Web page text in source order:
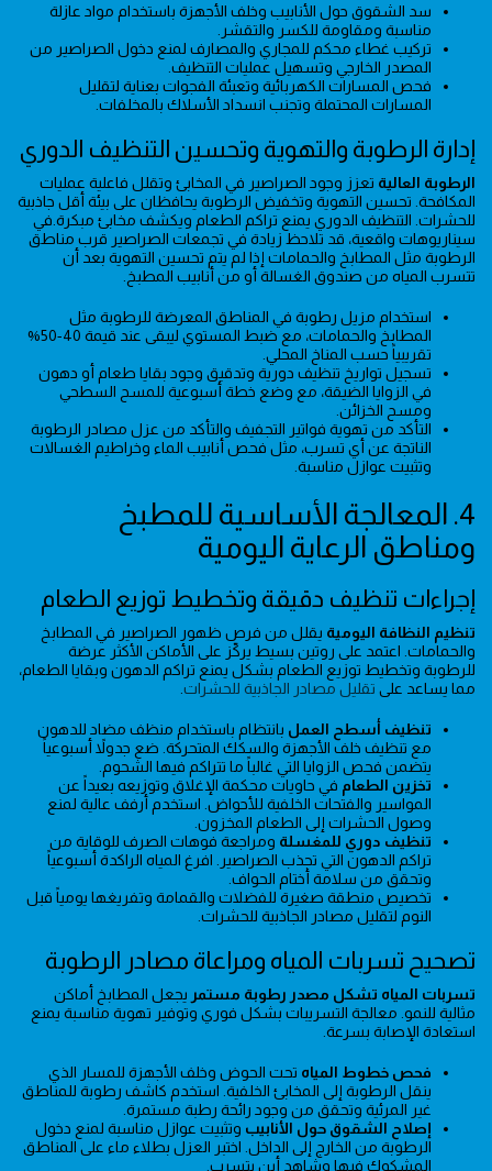
سد الشقوق حول الأنابيب وخلف الأجهزة باستخدام مواد عازلة
مناسبة ومقاومة للكسر والتقشر.
تركيب غطاء محكم للمجاري والمصارف لمنع دخول الصراصير من
المصدر الخارجي وتسهيل عمليات التنظيف.
فحص المسارات الكهربائية وتعبئة الفجوات بعناية لتقليل
المسارات المحتملة وتجنب انسداد الأسلاك بالمخلفات.
إدارة الرطوبة والتهوية وتحسين التنظيف الدوري
الرطوبة العالية تعزز وجود الصراصير في المخابئ وتقلل فاعلية عمليات
المكافحة. تحسين التهوية وتخفيض الرطوبة يحافظان على بيئة أقل جاذبية
للحشرات. التنظيف الدوري يمنع تراكم الطعام ويكشف مخابئ مبكرة.في
سيناريوهات واقعية، قد تلاحظ زيادة في تجمعات الصراصير قرب مناطق
الرطوبة مثل المطابخ والحمامات إذا لم يتم تحسين التهوية بعد أن
تتسرب المياه من صندوق الغسالة أو من أنابيب المطبخ.
استخدام مزيل رطوبة في المناطق المعرضة للرطوبة مثل
المطابخ والحمامات، مع ضبط المستوي ليبقى عند قيمة 40-50%
تقريبياً حسب المناخ المحلي.
تسجيل تواريخ تنظيف دورية وتدقيق وجود بقايا طعام أو دهون
في الزوايا الضيقة، مع وضع خطة أسبوعية للمسح السطحي
ومسح الخزائن.
التأكد من تهوية فواتير التجفيف والتأكد من عزل مصادر الرطوبة
الناتجة عن أي تسرب، مثل فحص أنابيب الماء وخراطيم الغسالات
وتثبيت عوازل مناسبة.
4. المعالجة الأساسية للمطبخ
ومناطق الرعاية اليومية
إجراءات تنظيف دقيقة وتخطيط توزيع الطعام
تنظيم النظافة اليومية يقلل من فرص ظهور الصراصير في المطابخ
والحمامات. اعتمد على روتين بسيط يركّز على الأماكن الأكثر عرضة
للرطوبة وتخطيط توزيع الطعام بشكل يمنع تراكم الدهون وبقايا الطعام،
مما يساعد على تقليل مصادر الجاذبية للحشرات
تنظيف أسطح العمل بانتظام باستخدام منظف مضاد للدهون
مع تنظيف خلف الأجهزة والسكك المتحركة. ضع جدولاً أسبوعياً
يتضمن فحص الزوايا التي غالباً ما تتراكم فيها الشحوم.
تخزين الطعام في حاويات محكمة الإغلاق وتوزيعه بعيداً عن
المواسير والفتحات الخلفية للأحواض. استخدم أرفف عالية لمنع
وصول الحشرات إلى الطعام المخزون.
تنظيف دوري للمغسلة ومراجعة فوهات الصرف للوقاية من
تراكم الدهون التي تجذب الصراصير. افرغ المياه الراكدة أسبوعياً
وتحقق من سلامة أختام الحواف.
تخصيص منطقة صغيرة للفضلات والقمامة وتفريغها يومياً قبل
النوم لتقليل مصادر الجاذبية للحشرات.
تصحيح تسربات المياه ومراعاة مصادر الرطوبة
تسربات المياه تشكل مصدر رطوبة مستمر يجعل المطابخ أماكن
مثالية للنمو. معالجة التسريبات بشكل فوري وتوفير تهوية مناسبة يمنع
استعادة الإصابة بسرعة.
فحص خطوط المياه تحت الحوض وخلف الأجهزة للمسار الذي
ينقل الرطوبة إلى المخابئ الخلفية. استخدم كاشف رطوبة للمناطق
غير المرئية وتحقق من وجود رائحة رطبة مستمرة.
إصلاح الشقوق حول الأنابيب وتثبيت عوازل مناسبة لمنع دخول
الرطوبة من الخارج إلى الداخل. اختبر العزل بطلاء ماء على المناطق
المشكوك فيها وشاهد أين يتسرب.